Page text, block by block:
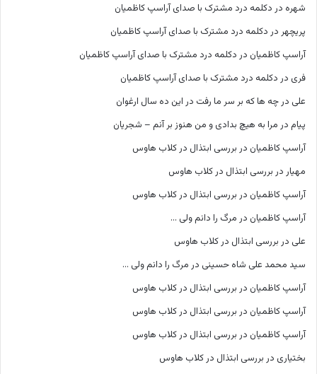
شهره در دکلمه درد مشترک با صدای آراسپ کاظمیان
پریچهر در دکلمه درد مشترک با صدای آراسپ کاظمیان
آراسپ کاظمیان در دکلمه درد مشترک با صدای آراسپ کاظمیان
فری در دکلمه درد مشترک با صدای آراسپ کاظمیان
علی درچه ها که بر سر ما رفت در این ده سال ارغوان
پیام در مرا به هیچ بدادی و من هنوز بر آنم – شجریان
آراسپ کاظمیان در بررسی ابتذال در کلاب هاوس
مهیار در بررسی ابتذال در کلاب هاوس
آراسپ کاظمیان در بررسی ابتذال در کلاب هاوس
آراسپ کاظمیان در مرگ را دانم ولی …
علی در بررسی ابتذال در کلاب هاوس
سید محمد علی شاه حسینی در مرگ را دانم ولی …
آراسپ کاظمیان در بررسی ابتذال در کلاب هاوس
آراسپ کاظمیان در بررسی ابتذال در کلاب هاوس
آراسپ کاظمیان در بررسی ابتذال در کلاب هاوس
بختیاری در بررسی ابتذال در کلاب هاوس